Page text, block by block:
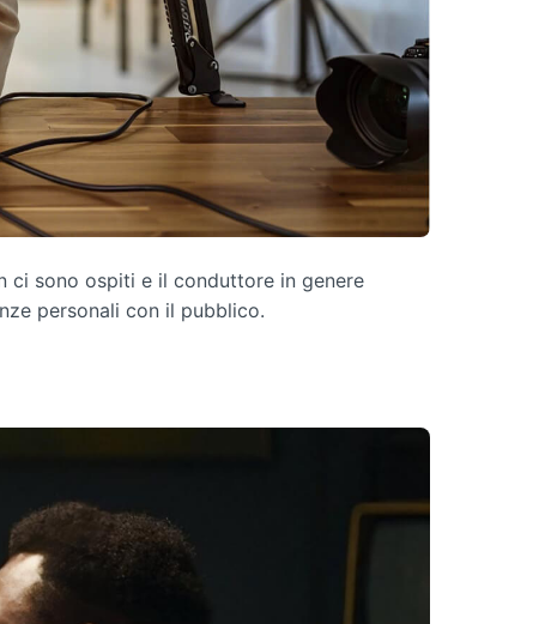
ci sono ospiti e il conduttore in genere
personali con il pubblico.